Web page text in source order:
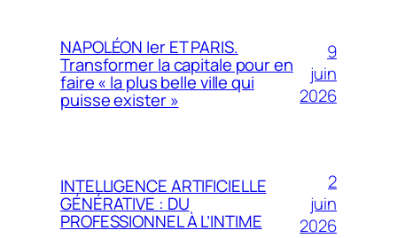
NAPOLÉON Ier ET PARIS.
Transformer la capitale pour en
faire « la plus belle ville qui
puisse exister »
9
juin
2026
INTELLIGENCE ARTIFICIELLE
GÉNÉRATIVE : DU
PROFESSIONNEL À L’INTIME
2
juin
2026